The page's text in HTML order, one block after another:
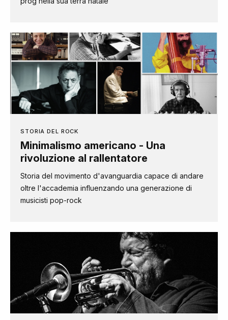
STORIA DEL ROCK
Minimalismo americano - Una
rivoluzione al rallentatore
Storia del movimento d'avanguardia capace di andare
oltre l'accademia influenzando una generazione di
musicisti pop-rock